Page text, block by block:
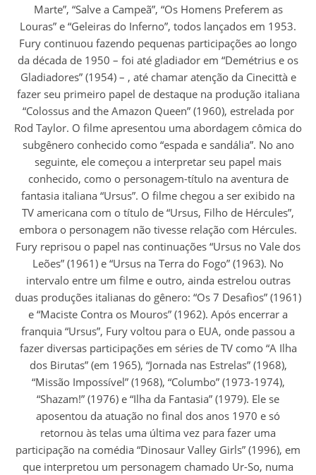
Marte”, “Salve a Campeã”, “Os Homens Preferem as
Louras” e “Geleiras do Inferno”, todos lançados em 1953.
Fury continuou fazendo pequenas participações ao longo
da década de 1950 – foi até gladiador em “Demétrius e os
Gladiadores” (1954) – , até chamar atenção da Cinecittà e
fazer seu primeiro papel de destaque na produção italiana
“Colossus and the Amazon Queen” (1960), estrelada por
Rod Taylor. O filme apresentou uma abordagem cômica do
subgênero conhecido como “espada e sandália”. No ano
seguinte, ele começou a interpretar seu papel mais
conhecido, como o personagem-título na aventura de
fantasia italiana “Ursus”. O filme chegou a ser exibido na
TV americana com o título de “Ursus, Filho de Hércules”,
embora o personagem não tivesse relação com Hércules.
Fury reprisou o papel nas continuações “Ursus no Vale dos
Leões” (1961) e “Ursus na Terra do Fogo” (1963). No
intervalo entre um filme e outro, ainda estrelou outras
duas produções italianas do gênero: “Os 7 Desafios” (1961)
e “Maciste Contra os Mouros” (1962). Após encerrar a
franquia “Ursus”, Fury voltou para o EUA, onde passou a
fazer diversas participações em séries de TV como “A Ilha
dos Birutas” (em 1965), “Jornada nas Estrelas” (1968),
“Missão Impossível” (1968), “Columbo” (1973-1974),
“Shazam!” (1976) e “Ilha da Fantasia” (1979). Ele se
aposentou da atuação no final dos anos 1970 e só
retornou às telas uma última vez para fazer uma
participação na comédia “Dinosaur Valley Girls” (1996), em
que interpretou um personagem chamado Ur-So, numa